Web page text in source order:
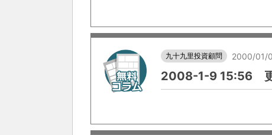
九十九里投資顧問 2000/01/
2008-1-9 15:56